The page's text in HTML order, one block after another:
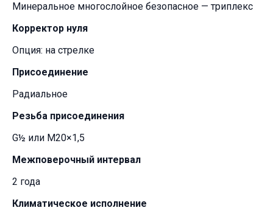
Минеральное многослойное безопасное — триплекс
Корректор нуля
Опция: на стрелке
Присоединение
Радиальное
Резьба присоединения
G½ или M20×1,5
Межповерочный интервал
2 года
Климатическое исполнение